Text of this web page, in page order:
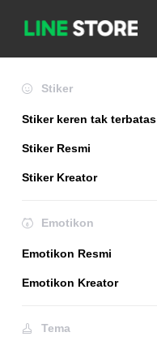
Stiker
Stiker keren tak terbatas
Stiker Resmi
Stiker Kreator
Emotikon
Emotikon Resmi
Emotikon Kreator
Tema